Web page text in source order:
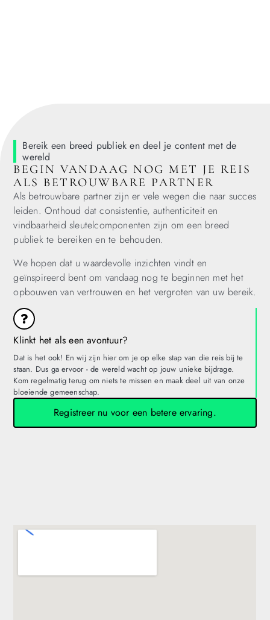
Bereik een breed publiek en deel je content met de
wereld
BEGIN VANDAAG NOG MET JE REIS
ALS BETROUWBARE PARTNER
Als betrouwbare partner zijn er vele wegen die naar succes
leiden. Onthoud dat consistentie, authenticiteit en
vindbaarheid sleutelcomponenten zijn om een breed
publiek te bereiken en te behouden.
We hopen dat u waardevolle inzichten vindt en
geïnspireerd bent om vandaag nog te beginnen met het
opbouwen van vertrouwen en het vergroten van uw bereik.
Klinkt het als een avontuur?
Dat is het ook! En wij zijn hier om je op elke stap van die reis bij te
staan. Dus ga ervoor - de wereld wacht op jouw unieke bijdrage.
Kom regelmatig terug om niets te missen en maak deel uit van onze
bloeiende gemeenschap.
Registreer nu voor een betere ervaring.